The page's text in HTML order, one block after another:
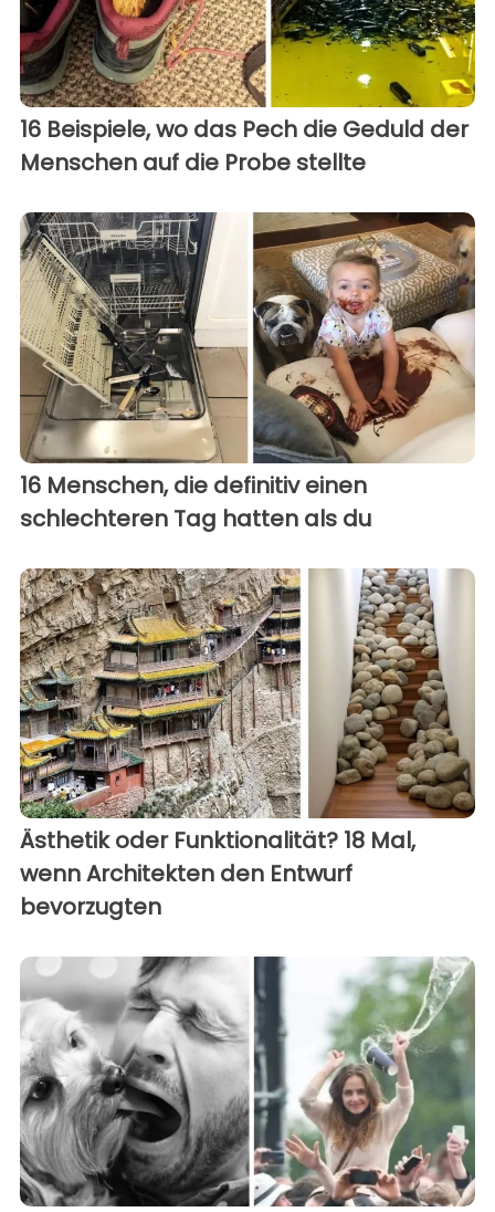
16 Beispiele, wo das Pech die Geduld der
Menschen auf die Probe stellte
16 Menschen, die definitiv einen
schlechteren Tag hatten als du
Ästhetik oder Funktionalität? 18 Mal,
wenn Architekten den Entwurf
bevorzugten